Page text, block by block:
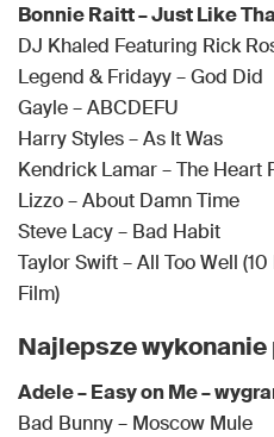
Bonnie Raitt – Just Like
DJ Khaled Featuring Rick
Legend & Fridayy – God Did
Gayle – ABCDEFU
Harry Styles – As It Was
Kendrick Lamar – The Heart
Lizzo – About Damn Time
Steve Lacy – Bad Habit
Taylor Swift – All Too Well
Film)
Najlepsze wykonanie
Adele – Easy on Me –
Bad Bunny – Moscow Mule